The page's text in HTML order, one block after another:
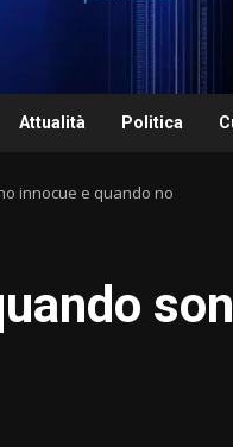
Attualità Politica
innocue e quando no